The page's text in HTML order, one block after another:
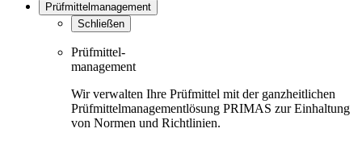
Prüfmittelmanagement
Schließen
Prüfmittel-
management
Wir verwalten Ihre Prüfmittel mit der ganzheitlichen
Prüfmittelmanagementlösung PRIMAS zur Einhaltung
von Normen und Richtlinien.